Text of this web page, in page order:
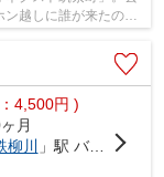
越しに誰が来たのか
4,500円 )
月
柳川
」駅 バス14分 「柳川病院前」 停歩3分